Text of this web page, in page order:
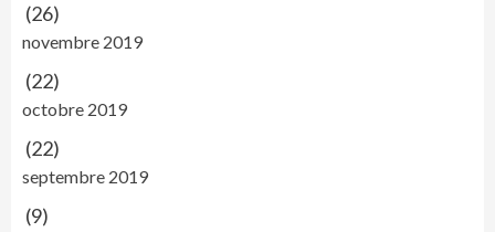
(26)
novembre 2019
(22)
octobre 2019
(22)
septembre 2019
(9)